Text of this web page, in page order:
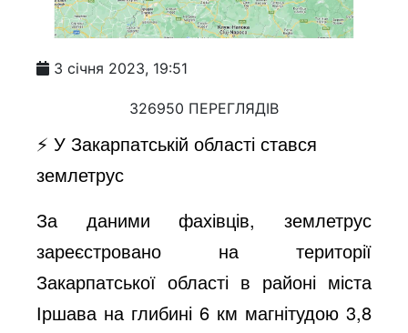
3 січня 2023, 19:51
326950 ПЕРЕГЛЯДІВ
⚡️ У Закарпатській області стався
землетрус
За даними фахівців, землетрус
зареєстровано на території
Закарпатської області в районі міста
Іршава на глибині 6 км магнітудою 3,8